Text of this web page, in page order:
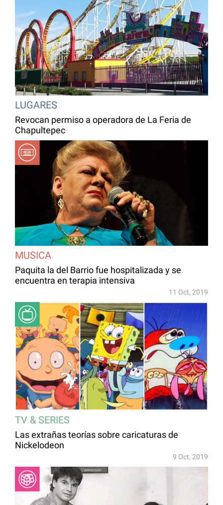
LUGARES
Revocan permiso a operadora de La Feria de
Chapultepec
MUSICA
Paquita la del Barrio fue hospitalizada y se
encuentra en terapia intensiva
11 Oct, 2019
TV & SERIES
Las extrañas teorías sobre caricaturas de
Nickelodeon
9 Oct, 2019